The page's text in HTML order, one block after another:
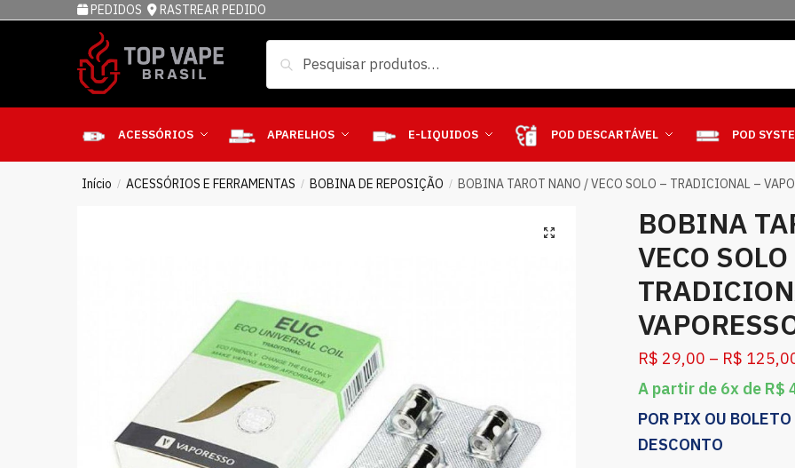
PEDIDOS RASTREAR PEDIDO
ACESSÓRIOS APARELHOS E-LIQUIDOS POD DESCARTÁVEL POD
Início / ACESSÓRIOS E FERRAMENTAS / BOBINA DE REPOSIÇÃO / BOBINA TAROT NANO / VECO SOLO – TRADICIONAL –
BOBINA
VECO
R$ 29,00 – R$
A partir de 6x de R$
POR PIX OU BOLETO
DESCONTO